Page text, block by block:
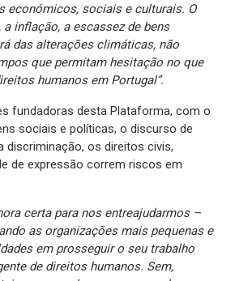
económicos, sociais e culturais. O
inflação, a escassez de bens
das alterações climáticas, não
que permitam hesitação no que
humanos em Portugal”.
fundadoras desta Plataforma, com o
sociais e políticas, o discurso de
discriminação, os direitos civis,
de expressão correm riscos em
certa para nos entreajudarmos –
as organizações mais pequenas e
em prosseguir o seu trabalho
de direitos humanos. Sem,